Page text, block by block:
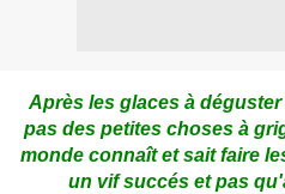
Après les glaces à
pas des petites choses à
monde connaît et sait faire
un vif succés et pas